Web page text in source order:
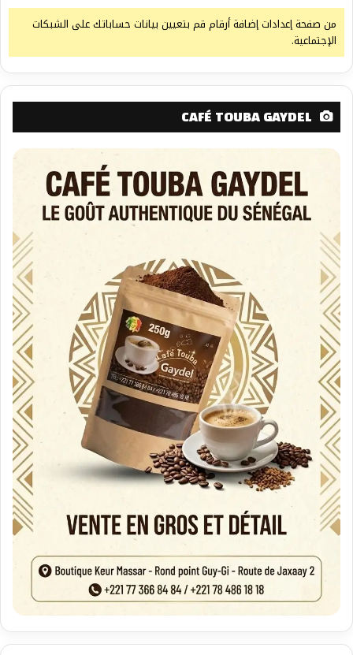
من صفحة إعدادات إضافة أرقام قم بتعيين بيانات حساباتك على الشبكات
الإجتماعية.
CAFÉ TOUBA GAYDEL